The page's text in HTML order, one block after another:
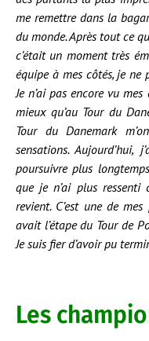
me remettre dans la
du monde. Après tout ce
c’était un moment très
équipe à mes côtés, je
Je n’ai pas encore vu
mieux qu’au Tour du
Tour du Danemark
sensations. Aujourd’hui,
poursuivre plus
que je n’ai plus ressenti
revient. C’est une de
avait l’étape du Tour de
Je suis fier d’avoir pu
Les